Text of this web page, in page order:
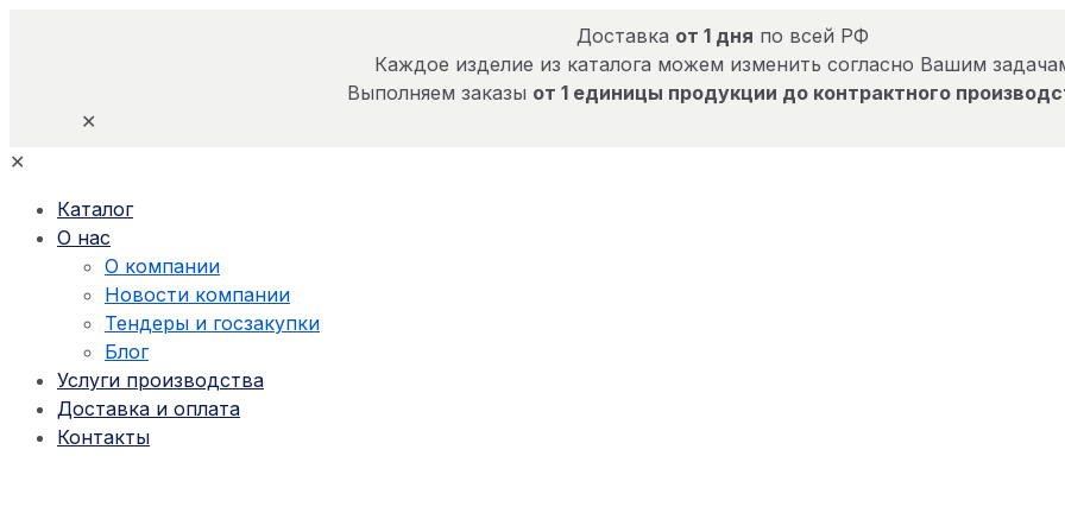
Доставка от 1 дня по всей РФ
Каждое изделие из каталога можем изменить согласно Вашим
Выполняем заказы от 1 единицы продукции до контрактного
✕
✕
Каталог
О нас
О компании
Новости компании
Тендеры и госзакупки
Блог
Услуги производства
Доставка и оплата
Контакты